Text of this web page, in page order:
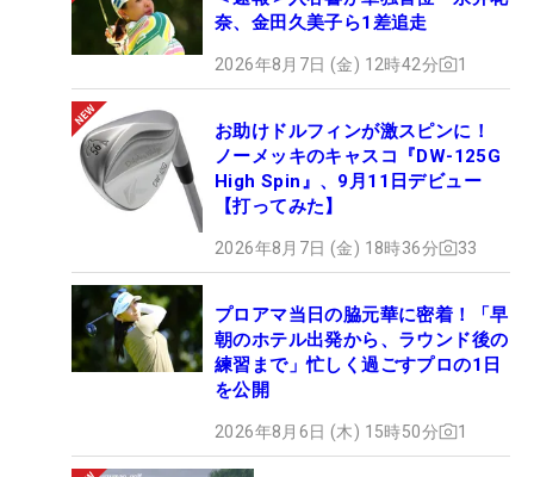
奈、金田久美子ら1差追走
2026年8月7日 (金) 12時42分 1
お助けドルフィンが激スピンに！
ノーメッキのキャスコ『DW-125G
High Spin』、9月11日デビュー
【打ってみた】
2026年8月7日 (金) 18時36分 33
プロアマ当日の脇元華に密着！「早
朝のホテル出発から、ラウンド後の
練習まで」忙しく過ごすプロの1日
を公開
2026年8月6日 (木) 15時50分 1